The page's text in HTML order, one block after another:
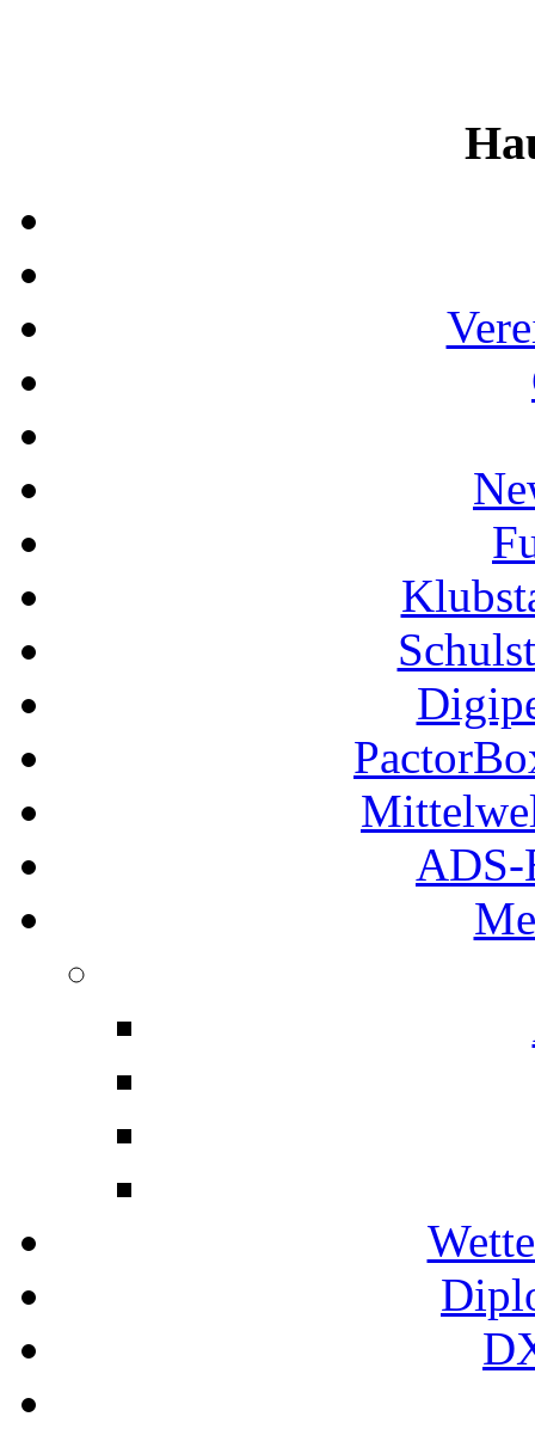
ADS-